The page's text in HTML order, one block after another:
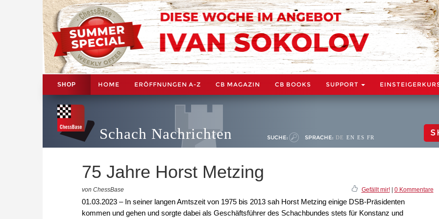
SHOP HOME ERÖFFNUNGEN A-Z CB MAGAZIN CB BOOKS SUPPORT
Schach Nachrichten SUCHE: SPRACHE: DE EN ES FR
75 Jahre Horst Metzing
von ChessBase Gefällt mir!| 0 Kommentare
01.03.2023 – In seiner langen Amtszeit von 1975 bis 2013 sah Horst Metzing einige DSB-Präsidenten
kommen und gehen und sorgte dabei als Geschäftsführer des Schachbundes stets für Konstanz und